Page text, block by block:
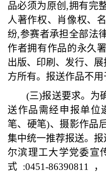
品必须为原创,拥有完
人著作权、肖像权、
纷,参赛者承担全部法
作者拥有作品的永久
出版、印刷、发行、
方所有。报送作品不用
(三)报送要求。为
送作品需经申报单位
笔、硬笔)、摄影作品
集中统一推荐报送。
尔滨理工大学党委宣
式:0451-86390811